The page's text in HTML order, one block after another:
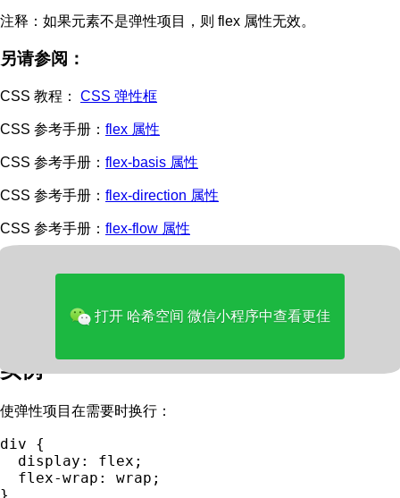
注释： 如果元素不是弹性项目，则 flex 属性无效。
另请参阅：
CSS 教程： CSS 弹性框
CSS 参考手册： flex 属性
CSS 参考手册： flex-basis 属性
CSS 参考手册： flex-direction 属性
CSS 参考手册： flex-flow 属性
HTML DOM 参考手册： flexWrap 属性
实例
使弹性项目在需要时换行：
div {
  display: flex;
  flex-wrap: wrap;
打开 哈希空间 微信小程序中查看更佳